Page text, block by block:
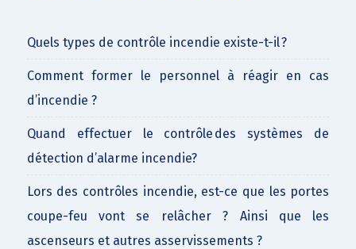
Quels types de contrôle incendie existe-t-il ?
Comment former le personnel à réagir en cas
d’incendie ?
Quand effectuer le contrôle des systèmes de
détection d’alarme incendie?
Lors des contrôles incendie, est-ce que les portes
coupe-feu vont se relâcher ? Ainsi que les
ascenseurs et autres asservissements ?